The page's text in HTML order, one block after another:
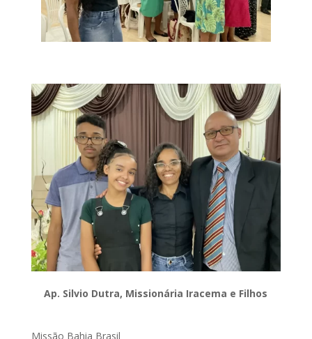
Ap. Silvio Dutra, Missionária Iracema e Filhos
Missão Bahia Brasil